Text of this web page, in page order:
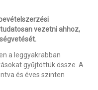
vezetni ahhoz,
a leggyakrabban
gyűjtöttük össze. A
és éves szinten